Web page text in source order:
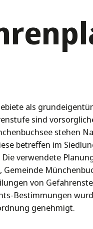
als
sind
stehen
betreffen im
verwendete
von
Bestimmungen
genehmigt.